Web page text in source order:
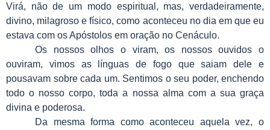
Virá, não de um modo espiritual, mas, verdadeiramente,
divino, milagroso e físico, como aconteceu no dia em que eu
estava com os Apóstolos em oração no Cenáculo.
Os nossos olhos o viram, os nossos ouvidos o
ouviram, vimos as línguas de fogo que saiam dele e
pousavam sobre cada um. Sentimos o seu poder, enchendo
todo o nosso corpo, toda a nossa alma com a sua graça
divina e poderosa.
Da mesma forma como aconteceu aquela vez, o